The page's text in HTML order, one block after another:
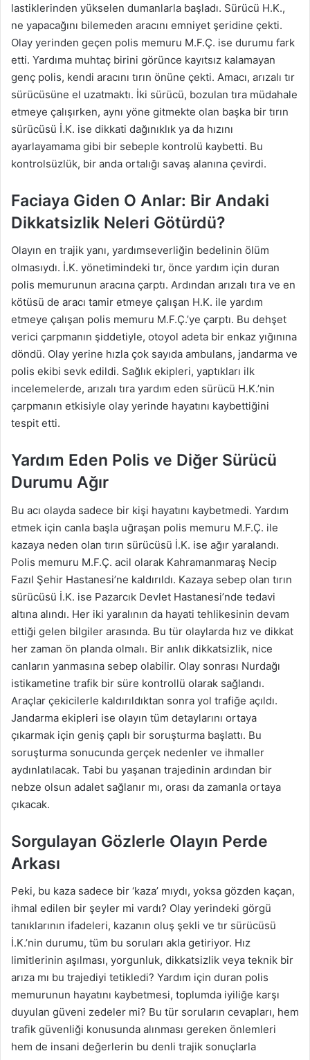
lastiklerinden yükselen dumanlarla başladı. Sürücü H.K.,
ne yapacağını bilemeden aracını emniyet şeridine çekti.
Olay yerinden geçen polis memuru M.F.Ç. ise durumu fark
etti. Yardıma muhtaç birini görünce kayıtsız kalamayan
genç polis, kendi aracını tırın önüne çekti. Amacı, arızalı tır
sürücüsüne el uzatmaktı. İki sürücü, bozulan tıra müdahale
etmeye çalışırken, aynı yöne gitmekte olan başka bir tırın
sürücüsü İ.K. ise dikkati dağınıklık ya da hızını
ayarlayamama gibi bir sebeple kontrolü kaybetti. Bu
kontrolsüzlük, bir anda ortalığı savaş alanına çevirdi.
Faciaya Giden O Anlar: Bir Andaki
Dikkatsizlik Neleri Götürdü?
Olayın en trajik yanı, yardımseverliğin bedelinin ölüm
olmasıydı. İ.K. yönetimindeki tır, önce yardım için duran
polis memurunun aracına çarptı. Ardından arızalı tıra ve en
kötüsü de aracı tamir etmeye çalışan H.K. ile yardım
etmeye çalışan polis memuru M.F.Ç.’ye çarptı. Bu dehşet
verici çarpmanın şiddetiyle, otoyol adeta bir enkaz yığınına
döndü. Olay yerine hızla çok sayıda ambulans, jandarma ve
polis ekibi sevk edildi. Sağlık ekipleri, yaptıkları ilk
incelemelerde, arızalı tıra yardım eden sürücü H.K.’nin
çarpmanın etkisiyle olay yerinde hayatını kaybettiğini
tespit etti.
Yardım Eden Polis ve Diğer Sürücü
Durumu Ağır
Bu acı olayda sadece bir kişi hayatını kaybetmedi. Yardım
etmek için canla başla uğraşan polis memuru M.F.Ç. ile
kazaya neden olan tırın sürücüsü İ.K. ise ağır yaralandı.
Polis memuru M.F.Ç. acil olarak Kahramanmaraş Necip
Fazıl Şehir Hastanesi’ne kaldırıldı. Kazaya sebep olan tırın
sürücüsü İ.K. ise Pazarcık Devlet Hastanesi’nde tedavi
altına alındı. Her iki yaralının da hayati tehlikesinin devam
ettiği gelen bilgiler arasında. Bu tür olaylarda hız ve dikkat
her zaman ön planda olmalı. Bir anlık dikkatsizlik, nice
canların yanmasına sebep olabilir. Olay sonrası Nurdağı
istikametine trafik bir süre kontrollü olarak sağlandı.
Araçlar çekicilerle kaldırıldıktan sonra yol trafiğe açıldı.
Jandarma ekipleri ise olayın tüm detaylarını ortaya
çıkarmak için geniş çaplı bir soruşturma başlattı. Bu
soruşturma sonucunda gerçek nedenler ve ihmaller
aydınlatılacak. Tabi bu yaşanan trajedinin ardından bir
nebze olsun adalet sağlanır mı, orası da zamanla ortaya
çıkacak.
Sorgulayan Gözlerle Olayın Perde
Arkası
Peki, bu kaza sadece bir ‘kaza’ mıydı, yoksa gözden kaçan,
ihmal edilen bir şeyler mi vardı? Olay yerindeki görgü
tanıklarının ifadeleri, kazanın oluş şekli ve tır sürücüsü
İ.K.’nin durumu, tüm bu soruları akla getiriyor. Hız
limitlerinin aşılması, yorgunluk, dikkatsizlik veya teknik bir
arıza mı bu trajediyi tetikledi? Yardım için duran polis
memurunun hayatını kaybetmesi, toplumda iyiliğe karşı
duyulan güveni zedeler mi? Bu tür soruların cevapları, hem
trafik güvenliği konusunda alınması gereken önlemleri
hem de insani değerlerin bu denli trajik sonuçlarla